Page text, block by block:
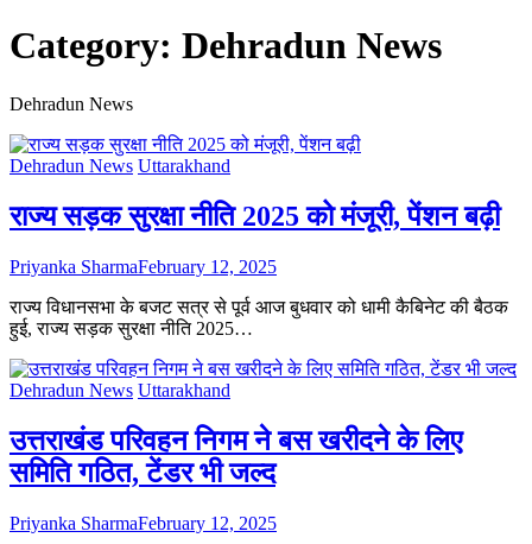
Category: Dehradun News
Dehradun News
Dehradun News Uttarakhand
राज्य सड़क सुरक्षा नीति 2025 को मंजूरी, पेंशन बढ़ी
Priyanka SharmaFebruary 12, 2025
राज्य विधानसभा के बजट सत्र से पूर्व आज बुधवार को धामी कैबिनेट की बैठक
हुई, राज्य सड़क सुरक्षा नीति 2025…
Dehradun News Uttarakhand
उत्तराखंड परिवहन निगम ने बस खरीदने के लिए
समिति गठित, टेंडर भी जल्द
Priyanka SharmaFebruary 12, 2025